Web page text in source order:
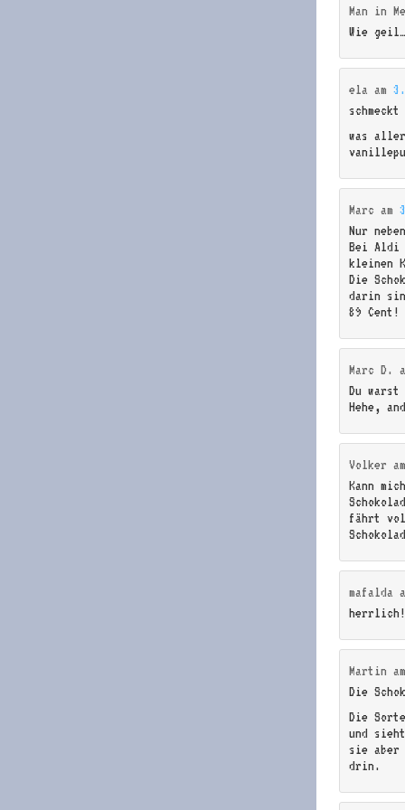
Man in
Wie
ela am
was
Marc am
Nur
Bei Aldi
kleinen
Die
darin
89 Cent!
Marc D.
Du
Hehe,
Volker
Kann
fährt
mafalda
herrlich!
Martin
Die
Die
und
sie aber
drin.